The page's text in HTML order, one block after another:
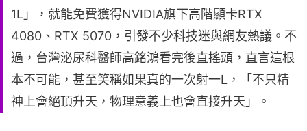
1L」，就能免費獲得NVIDIA旗下高階顯卡RTX
4080、RTX 5070，引發不少科技迷與網友熱議。不
過，台灣泌尿科醫師高銘鴻看完後直搖頭，直言這根
本不可能，甚至笑稱如果真的一次射一L，「不只精
神上會絕頂升天，物理意義上也會直接升天」。